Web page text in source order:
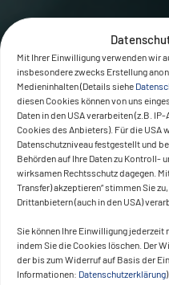
Mit Ihrer Einwilligung verwenden wir
insbesondere zwecks Erstellung
Medieninhalten (Details siehe
diesen Cookies können von uns
Daten in den USA verarbeiten (z.B.
Cookies des Anbieters). Für die USA
Datenschutzniveau festgestellt und
Behörden auf Ihre Daten zu Kontroll-
wirksamen Rechtsschutz dagegen.
Transfer) akzeptieren“ stimmen Sie
Drittanbietern (auch in den USA)
Sie können Ihre Einwilligung
indem Sie die Cookies löschen. Der
der bis zum Widerruf auf Basis der
Informationen: Datenschutzerklärung).